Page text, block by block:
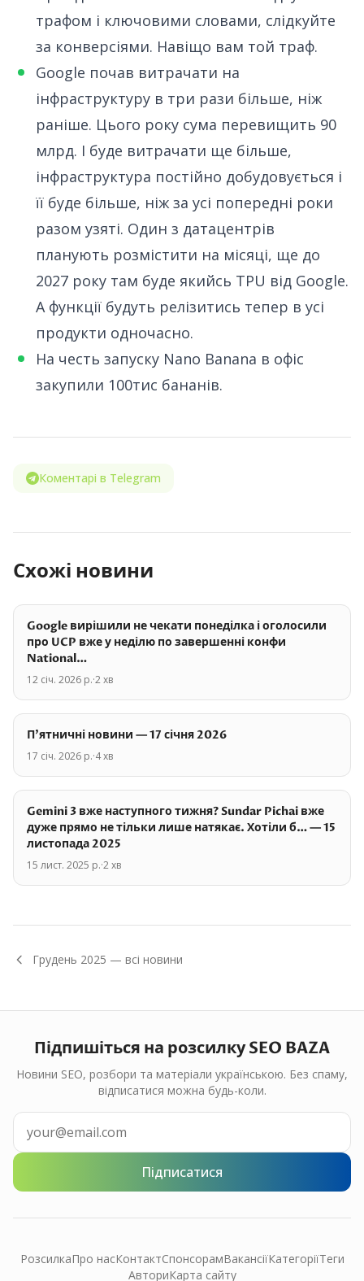
трафом і ключовими словами, слідкуйте
за конверсіями. Навіщо вам той траф.
Google почав витрачати на
інфраструктуру в три рази більше, ніж
раніше. Цього року сума перевищить 90
млрд. І буде витрачати ще більше,
інфраструктура постійно добудовується і
її буде більше, ніж за усі попередні роки
разом узяті. Один з датацентрів
планують розмістити на місяці, ще до
2027 року там буде якийсь TPU від Google.
А функції будуть релізитись тепер в усі
продукти одночасно.
На честь запуску Nano Banana в офіс
закупили 100тис бананів.
Коментарі в Telegram
Схожі новини
Google вирішили не чекати понеділка і оголосили
про UCP вже у неділю по завершенні конфи
National…
12 січ. 2026 р.·2хв
П'ятничні новини — 17 січня 2026
17 січ. 2026 р.·4хв
Gemini 3 вже наступного тижня? Sundar Pichai вже
дуже прямо не тільки лише натякає. Хотіли б… — 15
листопада 2025
15 лист. 2025 р.·2хв
Грудень 2025 — всі новини
Підпишіться на розсилку SEO BAZA
Новини SEO, розбори та матеріали українською. Без спаму,
відписатися можна будь-коли.
Підписатися
РозсилкаПро насКонтактСпонсорамВакансіїКатегоріїТеги
АвториКарта сайту